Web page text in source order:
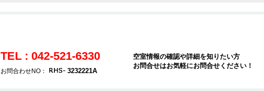
TEL : 042-521-6330
お問合わせNO： 3232221A
空室情報の確認や詳細を知りたい方
お問合せはお気軽にお問合せください！